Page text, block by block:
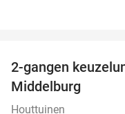
2-gangen
Middelburg
Houttuinen